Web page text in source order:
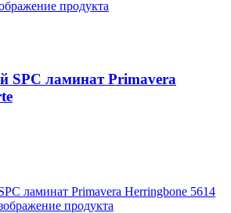
SPC ламинат Primavera